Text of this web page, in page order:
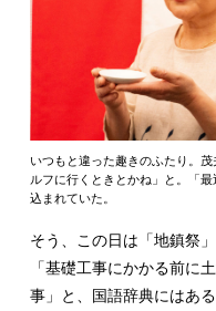
いつもと違った趣きのふたり。
ルフに行くときとかね」と。「
込まれていた。
そう、この日は「地鎮祭」
「基礎工事にかかる前に
事」と、国語辞典にはある